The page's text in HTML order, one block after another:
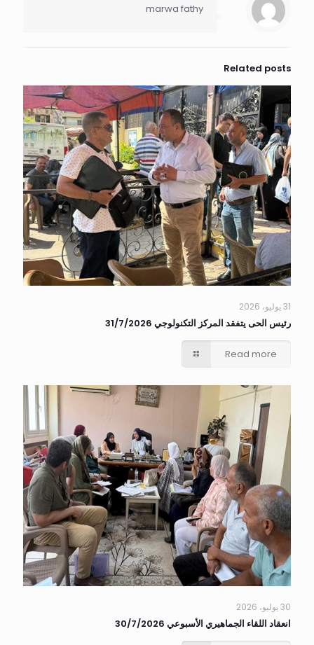
marwa fathy
Related posts
31 يوليو، 2026
رئيس الحى يتفقد المركز التكنولوجي 31/7/2026
Read more
30 يوليو، 2026
انعقاد اللقاء الجماهيري الأسبوعي 30/7/2026